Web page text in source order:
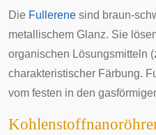
Die Fullerene sind braun-
metallischem Glanz. Sie
organischen Lösungsmitteln
charakteristischer Färbung.
vom festen in den